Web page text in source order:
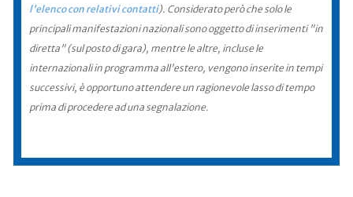
l'elenco con relativi contatti). Considerato però che solo le
principali manifestazioni nazionali sono oggetto di inserimenti "in
diretta" (sul posto di gara), mentre le altre, incluse le
internazionali in programma all'estero, vengono inserite in tempi
successivi, è opportuno attendere un ragionevole lasso di tempo
prima di procedere ad una segnalazione.